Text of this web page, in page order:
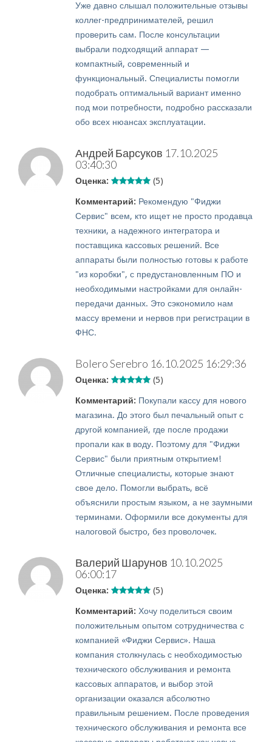
Уже давно слышал положительные отзывы
коллег-предпринимателей, решил
проверить сам. После консультации
выбрали подходящий аппарат —
компактный, современный и
функциональный. Специалисты помогли
подобрать оптимальный вариант именно
под мои потребности, подробно рассказали
обо всех нюансах эксплуатации.
Андрей Барсуков 17.10.2025
03:40:30
Оценка: (5)
Комментарий: Рекомендую "Фиджи
Сервис" всем, кто ищет не просто продавца
техники, а надежного интегратора и
поставщика кассовых решений. Все
аппараты были полностью готовы к работе
"из коробки", с предустановленным ПО и
необходимыми настройками для онлайн-
передачи данных. Это сэкономило нам
массу времени и нервов при регистрации в
ФНС.
Bolero Serebro 16.10.2025 16:29:36
Оценка: (5)
Комментарий: Покупали кассу для нового
магазина. До этого был печальный опыт с
другой компанией, где после продажи
пропали как в воду. Поэтому для "Фиджи
Сервис" были приятным открытием!
Отличные специалисты, которые знают
свое дело. Помогли выбрать, всё
объяснили простым языком, а не заумными
терминами. Оформили все документы для
налоговой быстро, без проволочек.
Валерий Шарунов 10.10.2025
06:00:17
Оценка: (5)
Комментарий: Хочу поделиться своим
положительным опытом сотрудничества с
компанией «Фиджи Сервис». Наша
компания столкнулась с необходимостью
технического обслуживания и ремонта
кассовых аппаратов, и выбор этой
организации оказался абсолютно
правильным решением. После проведения
технического обслуживания и ремонта все